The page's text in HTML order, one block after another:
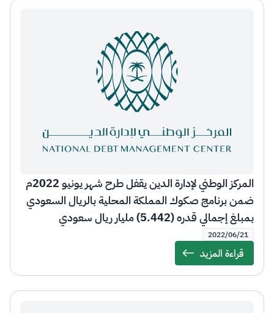
المركز الوطني لإدارة الدين يقفل طرح شهر يونيو 2022م
ضمن برنامج صكوك المملكة المحلية بالريال السعودي
بمبلغ إجمالي قدره (5.442) مليار ريال سعودي
2022/06/21
قراءة المزيد
Details